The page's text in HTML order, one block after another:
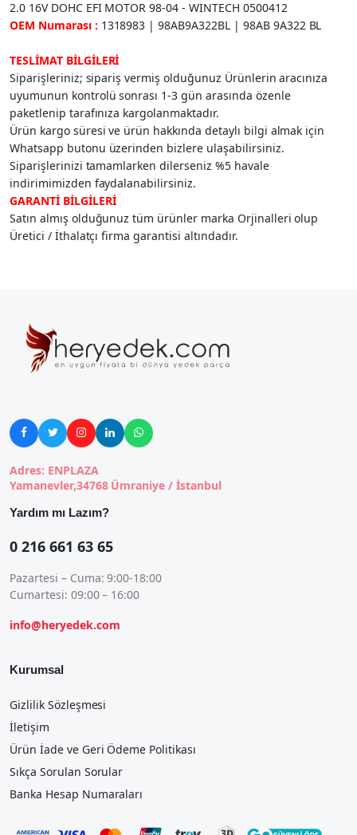
2.0 16V DOHC EFI MOTOR 98-04 - WINTECH 0500412
OEM Numarası : 1318983 | 98AB9A322BL | 98AB 9A322 BL
TESLİMAT BİLGİLERİ
Siparişleriniz; sipariş vermiş olduğunuz Ürünlerin aracınıza
uyumunun kontrolü sonrası 1-3 gün arasında özenle
paketlenip tarafınıza kargolanmaktadır.
Ürün kargo süresi ve ürün hakkında detaylı bilgi almak için
Whatsapp butonu üzerinden bizlere ulaşabilirsiniz.
Siparişlerinizi tamamlarken dilerseniz %5 havale
indirimimizden faydalanabilirsiniz.
GARANTİ BİLGİLERİ
Satın almış olduğunuz tüm ürünler marka Orjinalleri olup
Üretici / İthalatçı firma garantisi altındadır.
    
Adres: ENPLAZA
Yamanevler,34768 Ümraniye / İstanbul
Yardım mı Lazım?
0 216 661 63 65
Pazartesi – Cuma: 9:00-18:00
Cumartesi: 09:00 – 16:00
info@heryedek.com
Kurumsal
Gizlilik Sözleşmesi
İletişim
Ürün İade ve Geri Ödeme Politikası
Sıkça Sorulan Sorular
Banka Hesap Numaraları